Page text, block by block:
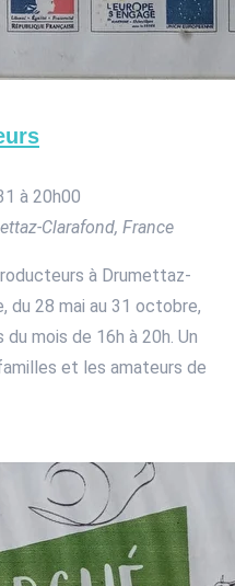
à 20h00
Clarafond, France
à Drumettaz-
du 28 mai au 31 octobre,
mois de 16h à 20h. Un
et les amateurs de